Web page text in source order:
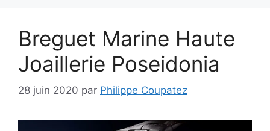
Breguet Marine Haute
Joaillerie Poseidonia
28 juin 2020 par Philippe Coupatez